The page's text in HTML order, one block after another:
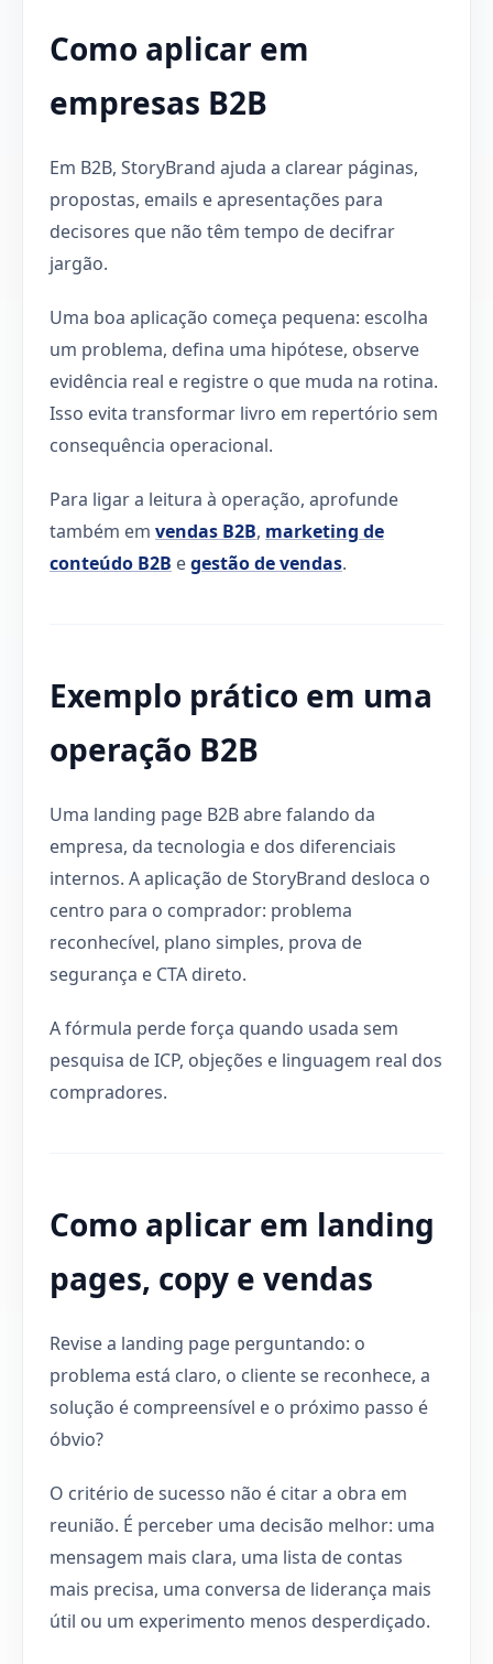
Como aplicar em
empresas B2B
Em B2B, StoryBrand ajuda a clarear páginas,
propostas, emails e apresentações para
decisores que não têm tempo de decifrar
jargão.
Uma boa aplicação começa pequena: escolha
um problema, defina uma hipótese, observe
evidência real e registre o que muda na rotina.
Isso evita transformar livro em repertório sem
consequência operacional.
Para ligar a leitura à operação, aprofunde
também em vendas B2B, marketing de
conteúdo B2B egestão de vendas.
Exemplo prático em uma
operação B2B
Uma landing page B2B abre falando da
empresa, da tecnologia e dos diferenciais
internos. A aplicação de StoryBrand desloca o
centro para o comprador: problema
reconhecível, plano simples, prova de
segurança e CTA direto.
A fórmula perde força quando usada sem
pesquisa de ICP, objeções e linguagem real dos
compradores.
Como aplicar em landing
pages, copy e vendas
Revise a landing page perguntando: o
problema está claro, o cliente se reconhece, a
solução é compreensível e o próximo passo é
óbvio?
O critério de sucesso não é citar a obra em
reunião. É perceber uma decisão melhor: uma
mensagem mais clara, uma lista de contas
mais precisa, uma conversa de liderança mais
útil ou um experimento menos desperdiçado.